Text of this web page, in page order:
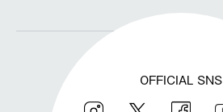
OFFICIAL SNS